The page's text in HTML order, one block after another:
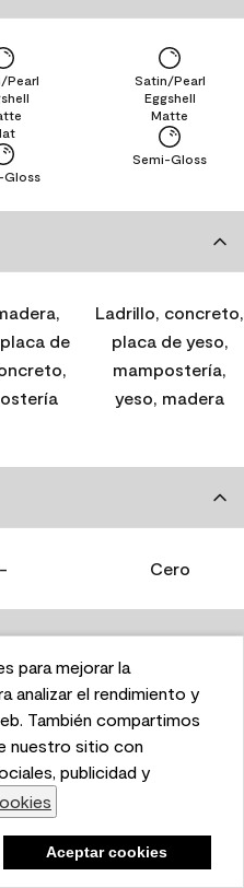
enhance user experience
traffic on our website.
your use of our site
and analytics
Accept Cookies
para mejorar la
analizar el rendimiento y
También compartimos
nuestro sitio con
publicidad y
Aceptar cookies
Gloss
Pearl
Semi-Gloss
Matte
Eggshell
Satin/Pearl
de
Ladrillo, concreto,
placa de yeso,
mampostería,
yeso, madera
- Cero
450 400-450
1 hora